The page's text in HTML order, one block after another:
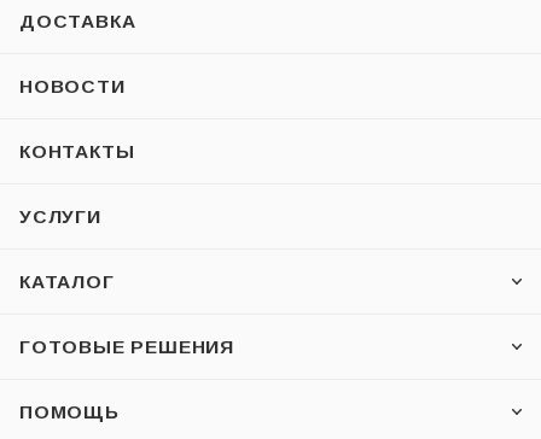
ДОСТАВКА
НОВОСТИ
КОНТАКТЫ
УСЛУГИ
КАТАЛОГ
ГОТОВЫЕ РЕШЕНИЯ
ПОМОЩЬ